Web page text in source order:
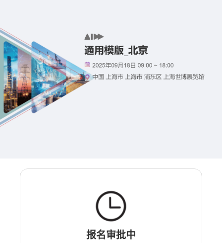
报名审批中